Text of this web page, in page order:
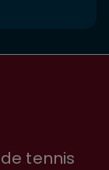
tennis